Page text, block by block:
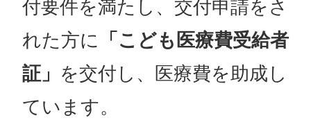
付要件を満たし、交付申請をさ
れた方に
「こども医療費受給者
証」 を交付し、医療費を助成し
ています。